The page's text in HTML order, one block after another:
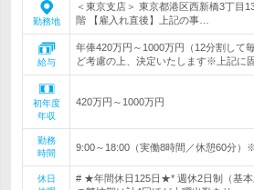
勤務地
＜東京支店＞ 東京都港区西新橋3丁目
階 【雇入れ直後】上記の事…
給与
年俸420万円～1000万円（12分割して
ど考慮の上、決定いたします※上記に
初年度
年収
420万円～1000万円
勤務
時間
9:00～18:00（実働8時間／休憩60分）
休日
# ★年間休日125日★* 週休2日制（基本